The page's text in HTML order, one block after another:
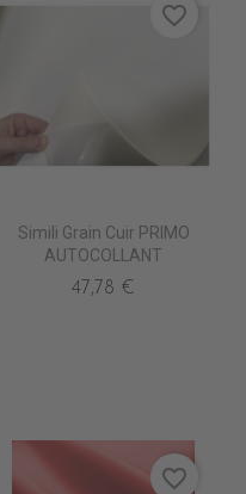
Simili Grain Cuir PRIMO
AUTOCOLLANT
47,78 €
favorite_border
favorite_border